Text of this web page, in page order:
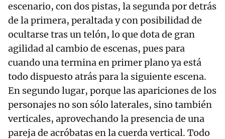
escenario, con dos pistas, la segunda por detrás
de la primera, peraltada y con posibilidad de
ocultarse tras un telón, lo que dota de gran
agilidad al cambio de escenas, pues para
cuando una termina en primer plano ya está
todo dispuesto atrás para la siguiente escena.
En segundo lugar, porque las apariciones de los
personajes no son sólo laterales, sino también
verticales, aprovechando la presencia de una
pareja de acróbatas en la cuerda vertical. Todo